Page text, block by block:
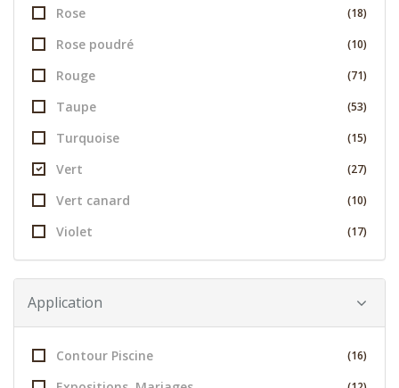
Rose (18)
Rose poudré (10)
Rouge (71)
Taupe (53)
Turquoise (15)
Vert (27)
Vert canard (10)
Violet (17)
Application
Contour Piscine (16)